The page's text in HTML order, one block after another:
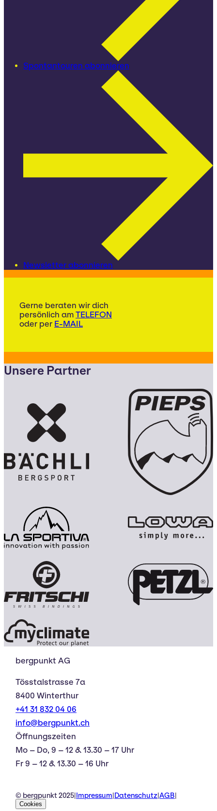
Spontantouren abonnieren
Newsletter abonnieren
Gerne beraten wir dich
persönlich am TELEFON
oder per E-MAIL
Unsere Partner
bergpunkt AG
Tösstalstrasse 7a
8400 Winterthur
+41 31 832 04 06
info@bergpunkt.ch
Öffnungszeiten
Mo – Do, 9 – 12 & 13.30 – 17 Uhr
Fr 9 – 12 & 13.30 – 16 Uhr
© bergpunkt 2025 Impressum Datenschutz AGB
Cookies